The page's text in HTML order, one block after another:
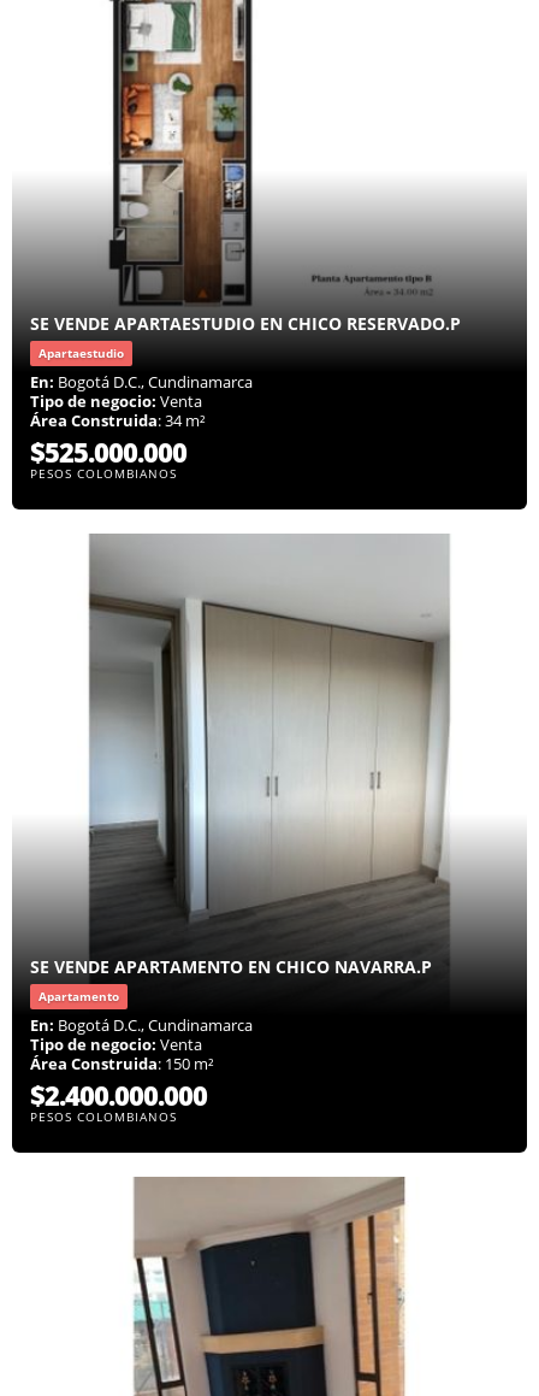
SE VENDE APARTAESTUDIO EN CHICO RESERVADO.P
Apartaestudio
En: Bogotá D.C., Cundinamarca
Tipo de negocio: Venta
Área Construida: 34 m²
$525.000.000
PESOS COLOMBIANOS
SE VENDE APARTAMENTO EN CHICO NAVARRA.P
Apartamento
En: Bogotá D.C., Cundinamarca
Tipo de negocio: Venta
Área Construida: 150 m²
$2.400.000.000
PESOS COLOMBIANOS